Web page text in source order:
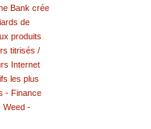
Bank crée
de
produits
titrisés /
Internet
les plus
- Finance
Weed -